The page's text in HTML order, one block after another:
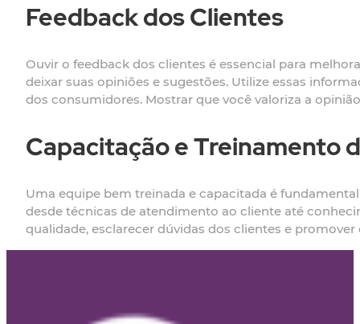
Feedback dos Clientes
Ouvir o feedback dos clientes é essencial para
deixar suas opiniões e sugestões. Utilize essas
dos consumidores. Mostrar que você valoriza a
Capacitação e Treinamento
Uma equipe bem treinada e capacitada é
desde técnicas de atendimento ao cliente até
qualidade, esclarecer dúvidas dos clientes e